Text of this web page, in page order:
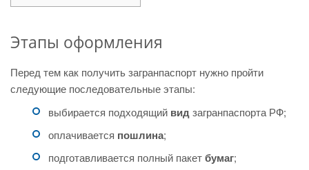
Этапы оформления
Перед тем как получить загранпаспорт нужно пройти
следующие последовательные этапы:
выбирается подходящий видзагранпаспорта РФ;
оплачивается пошлина;
подготавливается полный пакетбумаг;